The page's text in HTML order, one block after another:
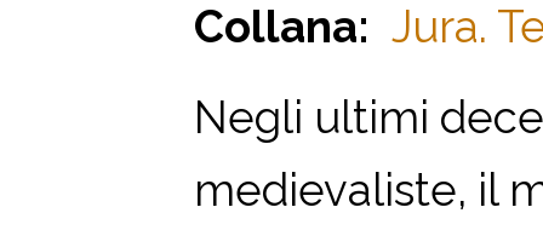
Collana: Jura.
Negli ultimi
medievaliste, il